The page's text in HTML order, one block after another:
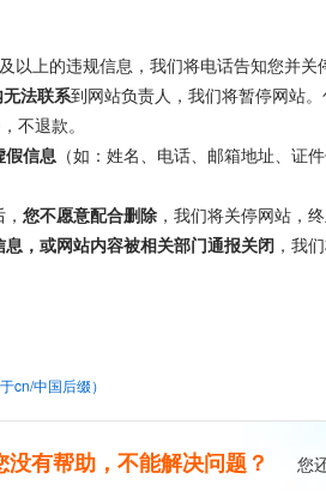
及以上的违规信息，我们将电话告知您并关
法联系到网站负责人，我们将暂停网站
不退款。
假信息 （如：姓名、电话、邮箱地址、证
您不愿意配合删除 ，我们将关停网站，
，或网站内容被相关部门通报关闭 ，我
cn/中国后缀）
有帮助，不能解决问题？ 您